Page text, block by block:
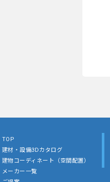
TOP
建材・設備3Dカタログ
建物コーディネート（空間配置）
メーカー一覧